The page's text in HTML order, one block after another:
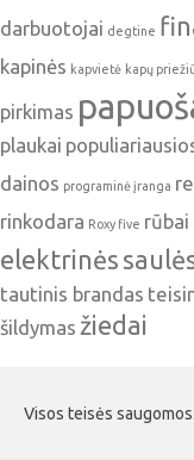
darbuotojai degtine
kapinės kapvietė kapų
pirkimas
plaukai
dainos programinė įranga
rinkodara Roxy five
elektrinės
tautinis brandas
šildymas žiedai
Visos teisės saugomos.